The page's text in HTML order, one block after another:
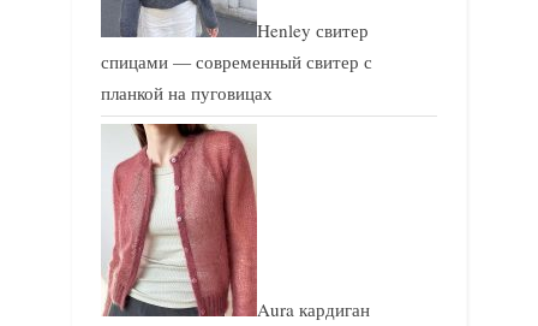
Henley свитер
спицами — современный свитер с
планкой на пуговицах
Aura кардиган